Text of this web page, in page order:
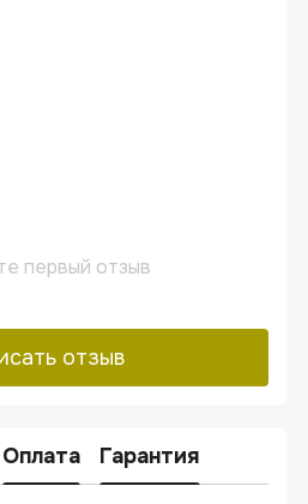
первый отзыв
отзыв
Оплата Гарантия